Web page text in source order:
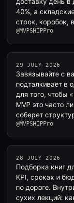
40%, а
строк, коробок,
@MVPSHIPPro
29 JULY 2026
Завязывайте с
подталкивает в
для того, чтобы
MVP это часто
соберет
@MVPSHIPPro
28 JULY 2026
Подборка книг
KPI, сроках и
по дороге.
сухих лекций: